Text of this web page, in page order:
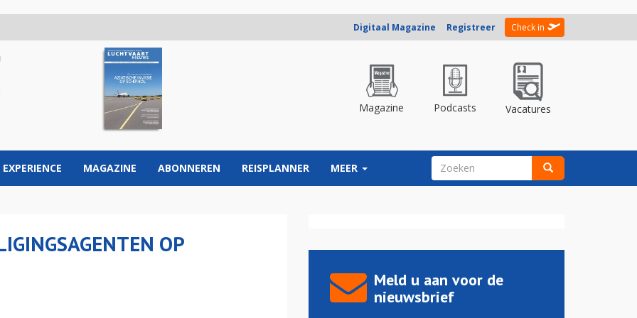
Digitaal Magazine Registreer Check in
Magazine Podcasts Vacatures
EXPERIENCE MAGAZINE ABONNEREN REISPLANNER MEER ZOEKVELD
OP
Meld u aan voor de
nieuwsbrief